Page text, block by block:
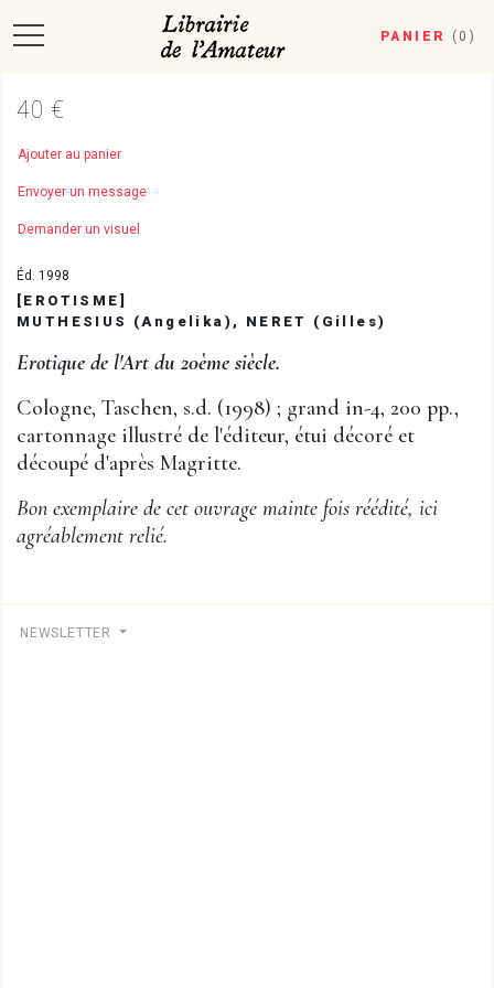
PANIER ( 0 )
40 €
Ajouter au panier
Envoyer un message
Demander un visuel
Éd. 1998
[EROTISME]
MUTHESIUS (Angelika), NERET (Gilles)
Erotique de l'Art du 20ème siècle.
Cologne, Taschen, s.d. (1998) ; grand in-4, 200 pp.,
cartonnage illustré de l'éditeur, étui décoré et
découpé d'après Magritte.
Bon exemplaire de cet ouvrage mainte fois réédité, ici
agréablement relié.
NEWSLETTER